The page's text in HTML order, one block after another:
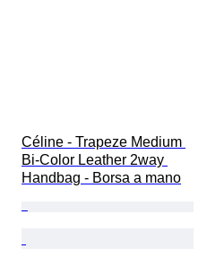
Céline - Trapeze Medium
Bi-Color Leather 2way
Handbag - Borsa a mano